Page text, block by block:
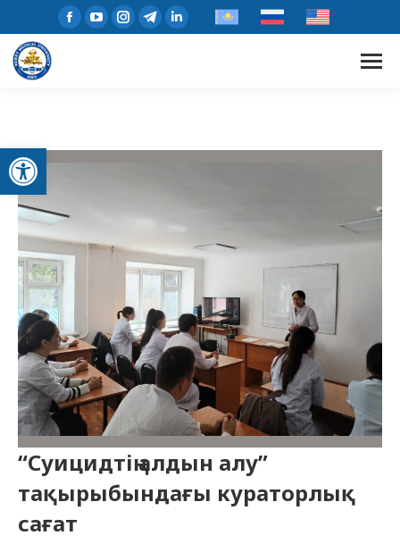
Open toolbar
“Суицидтің алдын алу”
тақырыбындағы кураторлық
сағат